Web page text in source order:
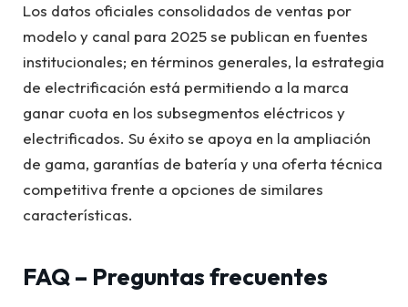
Los datos oficiales consolidados de ventas por
modelo y canal para 2025 se publican en fuentes
institucionales; en términos generales, la estrategia
de electrificación está permitiendo a la marca
ganar cuota en los subsegmentos eléctricos y
electrificados. Su éxito se apoya en la ampliación
de gama, garantías de batería y una oferta técnica
competitiva frente a opciones de similares
características.
FAQ – Preguntas frecuentes